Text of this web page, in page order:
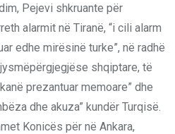
Pejevi shkruante për
alarmit në Tiranë, “i cili alarm
edhe mirësinë turke”, në radhë
shqiptare, të
prezantuar memoare” dhe
dhe akuza” kundër Turqisë.
Konicës për në Ankara,